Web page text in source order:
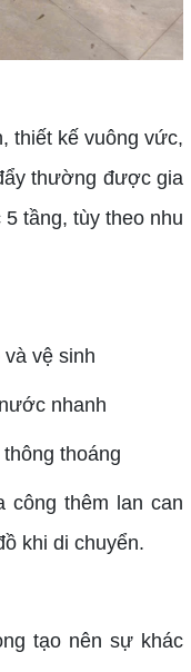
kế vuông vức,
thường được gia
tầng, tùy theo nhu
vệ sinh
nhanh
thoáng
thêm lan can
khi di chuyển.
tạo nên sự khác